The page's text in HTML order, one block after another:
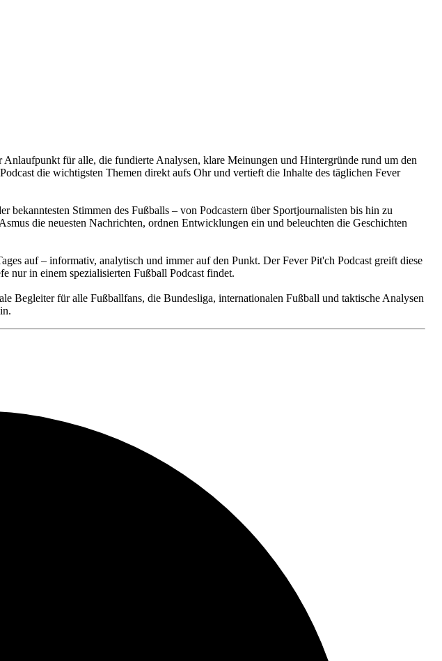
für alle, die fundierte Analysen, klare Meinungen und Hintergründe rund um den
die wichtigsten Themen direkt aufs Ohr und vertieft die Inhalte des täglichen Fever
Stimmen des Fußballs – von Podcastern über Sportjournalisten bis hin zu
die neuesten Nachrichten, ordnen Entwicklungen ein und beleuchten die Geschichten
auf – informativ, analytisch und immer auf den Punkt. Der Fever Pit'ch Podcast greift diese
nur in einem spezialisierten Fußball Podcast findet.
Begleiter für alle Fußballfans, die Bundesliga, internationalen Fußball und taktische Analysen